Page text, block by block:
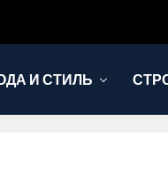
И СТИЛЬ